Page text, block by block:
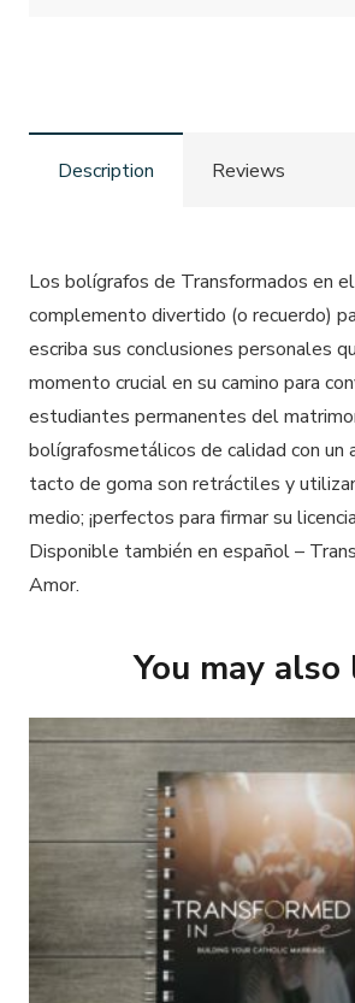
Description Reviews
Los bolígrafos de Transformados en
complemento divertido (o recuerdo)
escriba sus conclusiones personales
momento crucial en su camino para
estudiantes permanentes del
bolígrafosmetálicos de calidad con un
tacto de goma son retráctiles y
medio; ¡perfectos para firmar su
Disponible también en español –
Amor.
You may also